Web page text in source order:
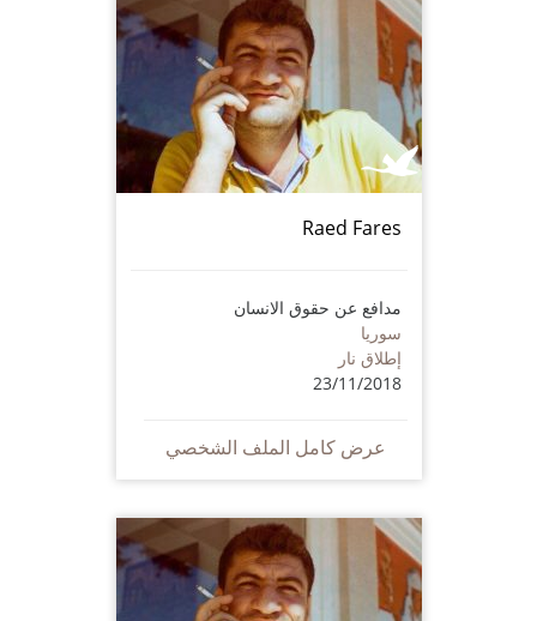
Raed Fares
مدافع عن حقوق الانسان
سوريا
إطلاق نار
23/11/2018
عرض كامل الملف الشخصي